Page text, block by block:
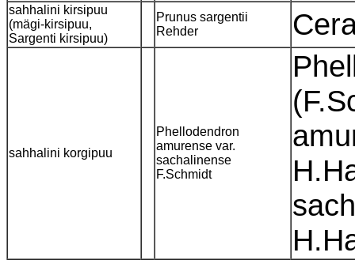
sahhalini kirsipuu
(mägi-kirsipuu,
Sargenti kirsipuu)
Prunus sargentii
Rehder
sahhalini korgipuu
Phellodendron
amurense var.
sachalinense
F.Schmidt